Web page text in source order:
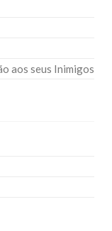
aos seus Inimigos